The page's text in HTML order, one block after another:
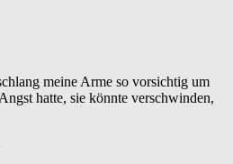
meine Arme so vorsichtig um
hatte, sie könnte verschwinden,